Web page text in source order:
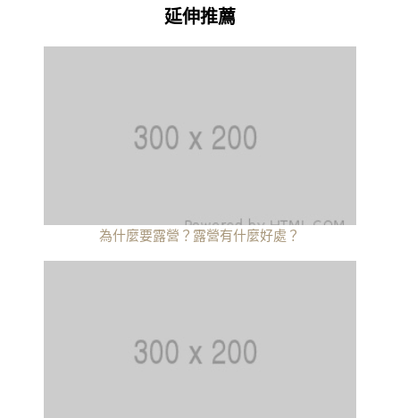
延伸推薦
為什麼要露營？露營有什麼好處？